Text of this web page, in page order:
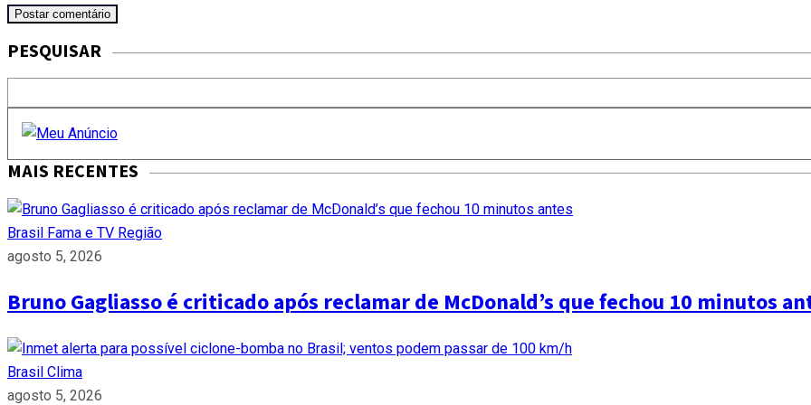
PESQUISAR
MAIS RECENTES
Brasil Fama e TV Região
agosto 5, 2026
Bruno Gagliasso é criticado após reclamar de McDonald’s que fechou 10 minutos
Brasil Clima
agosto 5, 2026